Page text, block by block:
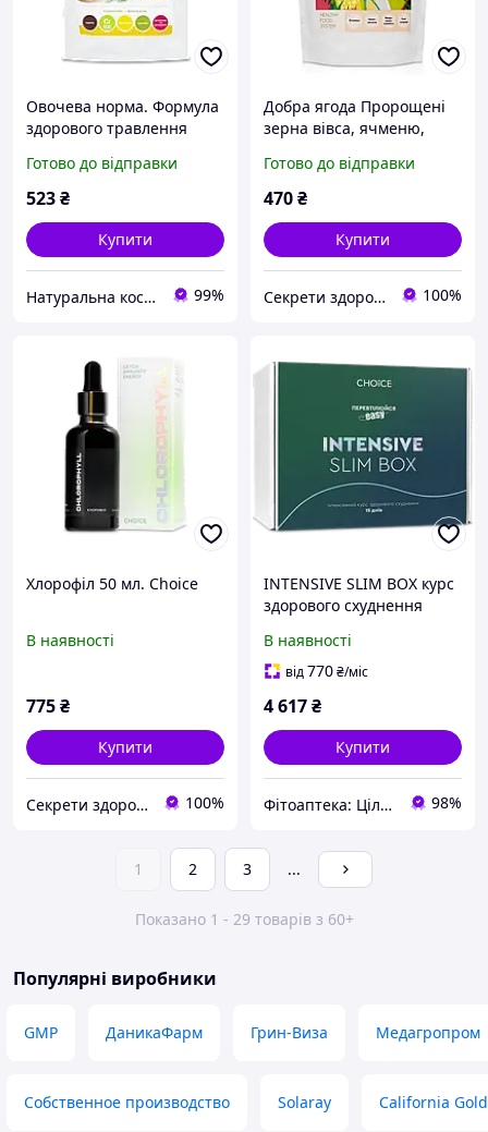
Овочева норма. Формула
здорового травлення
Готово до відправки
523₴
Купити
Натуральна косметика і товари для здоров'я. "Barbara" 99%
Добра ягода Пророщені
зерна вівса, ячменю,
Готово до відправки
470₴
Купити
Секрети здоров'я Інтернет-магазин натуральних препаратів 100%
Хлорофіл 50 мл. Choice
В наявності
775₴
Купити
Секрети здоров'я Інтернет-магазин натуральних препаратів 100%
INTENSIVE SLIM BOX курс
здорового схуднення
В наявності
від770₴/міс
4 617₴
Купити
Фітоаптека: Цілющі трави 98%
1 2 3 ...
Показано 1 - 29 товарів з 60+
Популярні виробники
GMP ДаникаФарм Грин-Виза Медагропром
Собственное производство Solaray California